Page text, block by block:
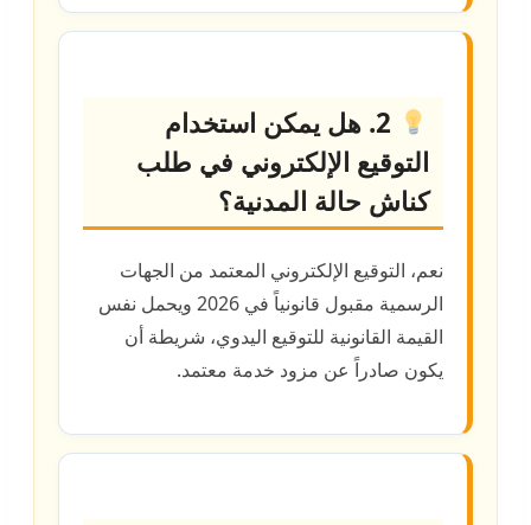
2. هل يمكن استخدام
التوقيع الإلكتروني في طلب
كناش حالة المدنية؟
نعم، التوقيع الإلكتروني المعتمد من الجهات
الرسمية مقبول قانونياً في 2026 ويحمل نفس
القيمة القانونية للتوقيع اليدوي، شريطة أن
يكون صادراً عن مزود خدمة معتمد.